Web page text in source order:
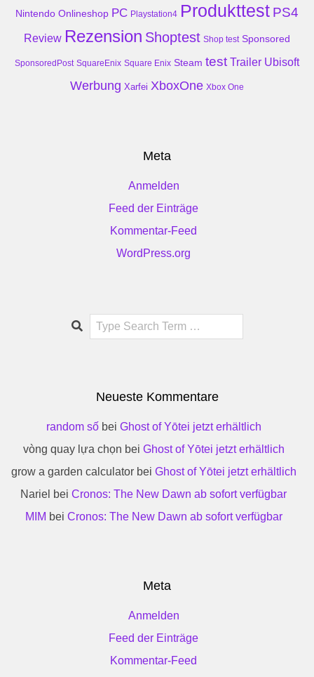
Nintendo Onlineshop PC Playstation4 Produkttest PS4
Review Rezension Shoptest Shop test Sponsored
SponsoredPost SquareEnix Square Enix Steam test Trailer Ubisoft
Werbung Xarfei XboxOne Xbox One
Meta
Anmelden
Feed der Einträge
Kommentar-Feed
WordPress.org
Search
Neueste Kommentare
random sốbei Ghost of Yōtei jetzt erhältlich
vòng quay lựa chọn bei Ghost of Yōtei jetzt erhältlich
grow a garden calculatorbei Ghost of Yōtei jetzt erhältlich
Nariel bei Cronos: The New Dawn ab sofort verfügbar
MIM bei Cronos: The New Dawn ab sofort verfügbar
Meta
Anmelden
Feed der Einträge
Kommentar-Feed